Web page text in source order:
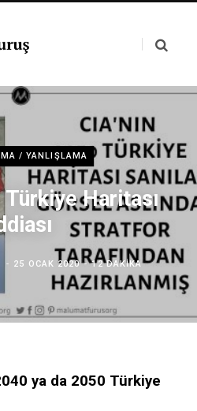
/ YANLIŞLAMA
Türkiye Haritası
25 OCAK 2020 12 DAKIKA
ya da 2050 Türkiye